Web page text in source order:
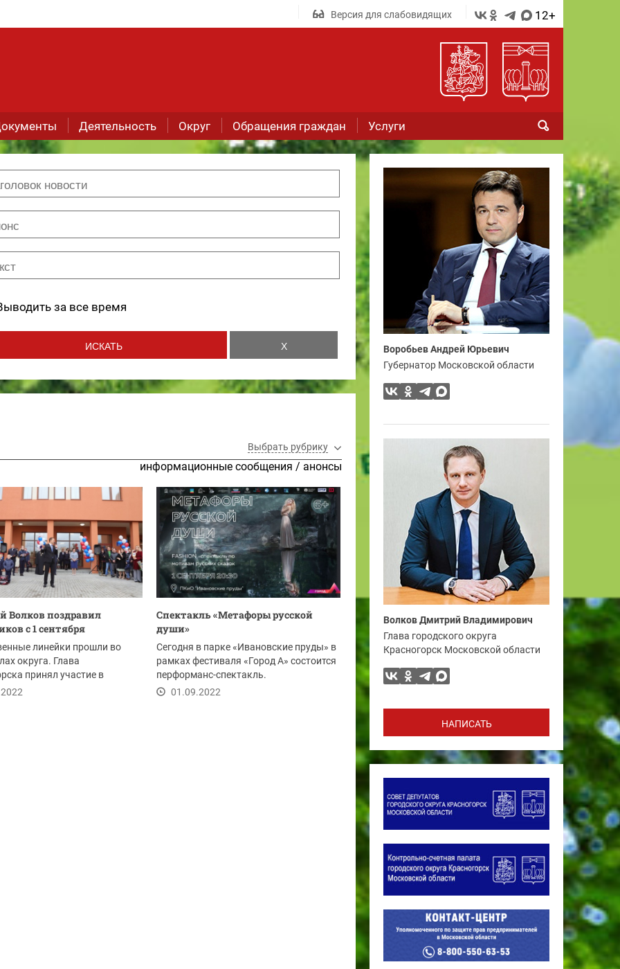
Версия для слабовидящих 12+
Деятельность Округ Обращения граждан Услуги
за все время
Выбрать рубрику
информационные сообщения / анонсы
Волков поздравил
с 1 сентября
линейки прошли во
округа. Глава
принял участие в
открытия новой...
Спектакль «Метафоры русской
души»
Сегодня в парке «Ивановские пруды» в
рамках фестиваля «Город А» состоится
перформанс-спектакль.
01.09.2022
Воробьев Андрей Юрьевич
Губернатор Московской области
Волков Дмитрий Владимирович
Глава городского округа
Красногорск Московской области
НАПИСАТЬ